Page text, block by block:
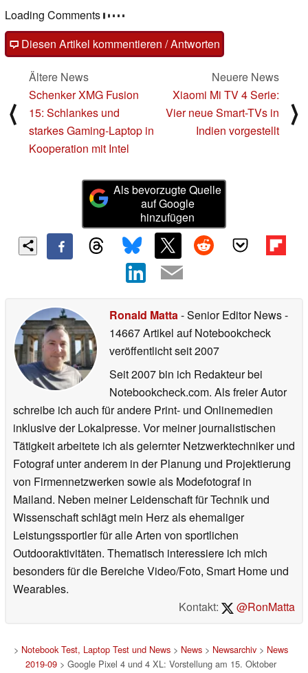
Loading Comments
Diesen Artikel kommentieren / Antworten
⟨
Ältere News
Schenker XMG Fusion
15: Schlankes und
starkes Gaming-Laptop in
Kooperation mit Intel
Neuere News
Xiaomi Mi TV 4 Serie:
Vier neue Smart-TVs in
Indien vorgestellt
⟩
Als bevorzugte Quelle
auf Google
hinzufügen
Ronald Matta- Senior Editor News-
14667 Artikel auf Notebookcheck
veröffentlichtseit 2007
Seit 2007 bin ich Redakteur bei
Notebookcheck.com. Als freier Autor
schreibe ich auch für andere Print- und Onlinemedien
inklusive der Lokalpresse. Vor meiner journalistischen
Tätigkeit arbeitete ich als gelernter Netzwerktechniker und
Fotograf unter anderem in der Planung und Projektierung
von Firmennetzwerken sowie als Modefotograf in
Mailand. Neben meiner Leidenschaft für Technik und
Wissenschaft schlägt mein Herz als ehemaliger
Leistungssportler für alle Arten von sportlichen
Outdooraktivitäten. Thematisch interessiere ich mich
besonders für die Bereiche Video/Foto, Smart Home und
Wearables.
Kontakt:
@RonMatta
> Notebook Test, Laptop Test und News> News> Newsarchiv> News
2019-09> Google Pixel 4 und 4 XL: Vorstellung am 15. Oktober